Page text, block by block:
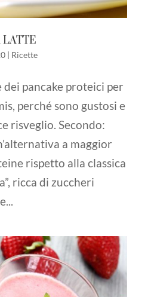
LATTE
| Ricette
pancake proteici per
perché sono gustosi e
risveglio. Secondo:
a maggior
rispetto alla classica
ricca di zuccheri